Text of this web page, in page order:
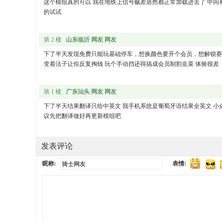
这个模组真的可以 我在地铁上信号贼差居然都正常加载进去了 中
的试试
第 2 楼 山东临沂 网友 网友
下了半天发现免费只能玩基础停车，想换颜色要开个会员，想解锁
变着法子让你反复掏钱 玩个手动挡还得搞成会员制割韭菜 体验很差
第 1 楼 广东汕头 网友 网友
下了半天结果翻译只给中英文 我手机系统是葡萄牙语结果全英文
议先把翻译做好再更新模组吧
发表评论
昵称: 表情: